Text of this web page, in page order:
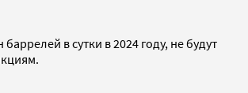
в сутки в 2024 году, не будут